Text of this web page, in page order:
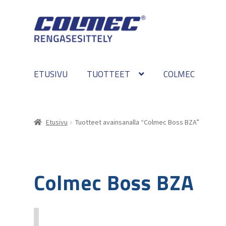
Skip
to
navigation
Skip
to
content
ETUSIVU TUOTTEET COLMEC
Etusivu Tuotteet avainsanalla “Colmec Boss BZA”
Colmec Boss BZA